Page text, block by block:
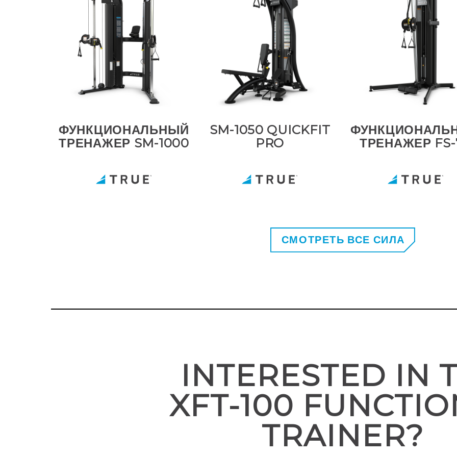
ФУНКЦИОНАЛЬНЫЙ
ТРЕНАЖЕР SM-1000
SM-1050 QUICKFIT
PRO
ТРЕНАЖЕР
СМОТРЕТЬ ВСЕ СИЛА
INTERESTED IN
XFT-100
TRAINER?